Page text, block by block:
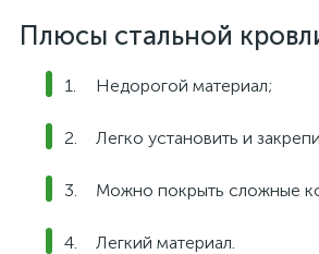
Плюсы стальной
Недорогой материал;
Легко установить и
Можно покрыть сложные
Легкий материал.